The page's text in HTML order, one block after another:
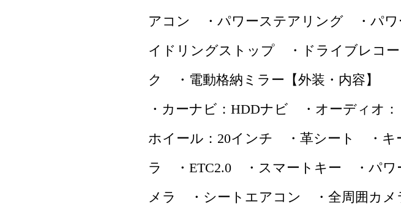
アコン ・パワーステアリング ・パ
イドリングストップ ・ドライブレコ
ク ・電動格納ミラー【外装・内容】
・カーナビ：HDDナビ ・オーディオ
ホイール：20インチ ・革シート ・
ラ ・ETC2.0 ・スマートキー ・パワ
メラ ・シートエアコン ・全周囲カメ